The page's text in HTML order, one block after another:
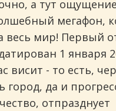
а тут
мегафон,
весь мир! Первый
1 января
висит - то есть,
город, да и
отпразднует